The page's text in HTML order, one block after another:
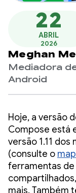
22
ABRIL
2026
Meghan
Mediadora
Android
Hoje, a versão
Compose está
versão 1.11
(consulte o
ferramentas
mais. Também